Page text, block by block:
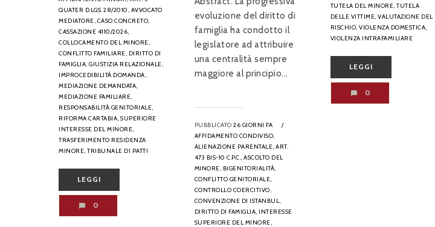
QUATER D.LGS. 28/2010, AVVOCATO
MEDIATORE, CASO CONCRETO,
CASSAZIONE 4110/2026,
COLLOCAMENTO DEL MINORE,
CONFLITTO FAMILIARE, DIRITTO DI
FAMIGLIA, GIUSTIZIA RELAZIONALE,
IMPROCEDIBILITÀ DOMANDA,
MEDIAZIONE DEMANDATA,
MEDIAZIONE FAMILIARE,
RESPONSABILITÀ GENITORIALE,
RIFORMA CARTABIA, SUPERIORE
INTERESSE DEL MINORE,
TRASFERIMENTO RESIDENZA
MINORE, TRIBUNALE DI PATTI
LEGGI
0
evoluzione del diritto di
famiglia ha condotto il
legislatore ad attribuire
una centralità sempre
maggiore al principio...
PUBBLICATO26 GIORNI FA
/
AFFIDAMENTO CONDIVISO,
ALIENAZIONE PARENTALE, ART.
473 BIS-10 C.P.C., ASCOLTO DEL
MINORE, BIGENITORIALITÀ,
CONFLITTO GENITORIALE,
CONTROLLO COERCITIVO,
CONVENZIONE DI ISTANBUL,
DIRITTO DI FAMIGLIA, INTERESSE
SUPERIORE DEL MINORE,
TUTELA DEL MINORE, TUTELA
DELLE VITTIME, VALUTAZIONE DEL
RISCHIO, VIOLENZA DOMESTICA,
VIOLENZA INTRAFAMILIARE
LEGGI
0